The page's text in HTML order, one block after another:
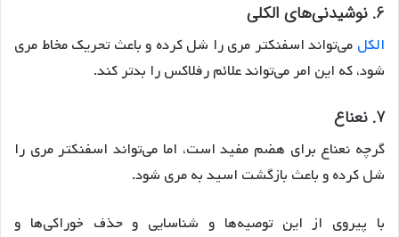
6. نوشیدنی‌های الکلی
الکل می‌تواند اسفنکتر مری را شل کرده و باعث تحریک مخاط مری
شود، که این امر می‌تواند علائم رفلاکس را بدتر کند.
7. نعناع
گرچه نعناع برای هضم مفید است، اما می‌تواند اسفنکتر مری را
شل کرده و باعث بازگشت اسید به مری شود.
با پیروی از این توصیه‌ها و شناسایی و حذف خوراکی‌ها و